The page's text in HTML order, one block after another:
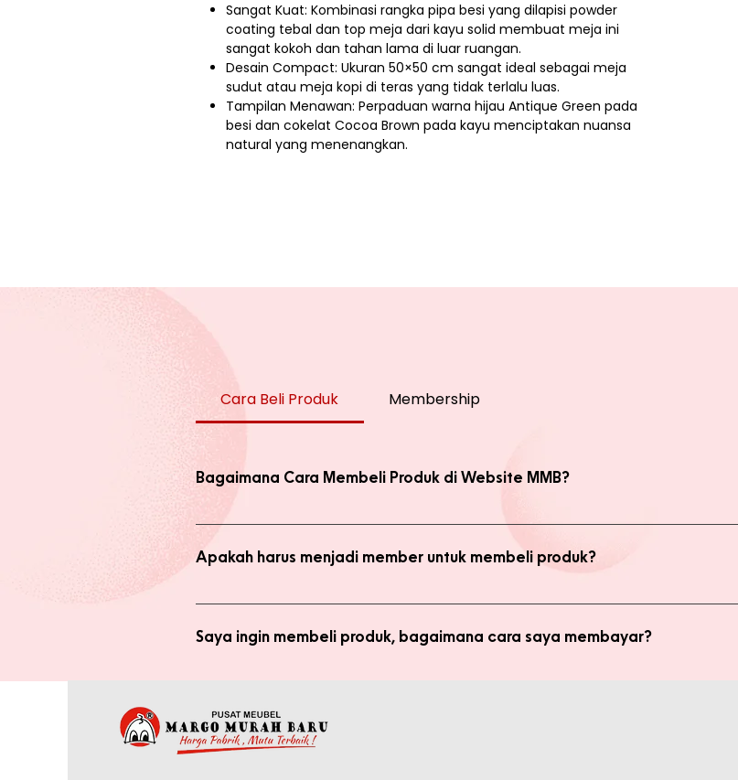
Sangat Kuat: Kombinasi rangka pipa besi yang dilapisi powder
coating tebal dan top meja dari kayu solid membuat meja ini
sangat kokoh dan tahan lama di luar ruangan.
Desain Compact: Ukuran 50×50 cm sangat ideal sebagai meja
sudut atau meja kopi di teras yang tidak terlalu luas.
Tampilan Menawan: Perpaduan warna hijau Antique Green pada
besi dan cokelat Cocoa Brown pada kayu menciptakan nuansa
natural yang menenangkan.
Cara Beli Produk Membership
Bagaimana Cara Membeli Produk di Website MMB?
Ada 2 jenis produk yang ada di website, yaitu produk Member dan Non Member. Anda
Apakah harus menjadi member untuk membeli produk?
Anda tidak perlu bergabung menjadi member untuk membeli produk MMB. Tetapi ada
Saya ingin membeli produk, bagaimana cara saya membayar?
yang tertulis dan konfirmasikan kepada Admin.
Saya sudah jadi member tapi tidak bisa login ke Produk Member, apa